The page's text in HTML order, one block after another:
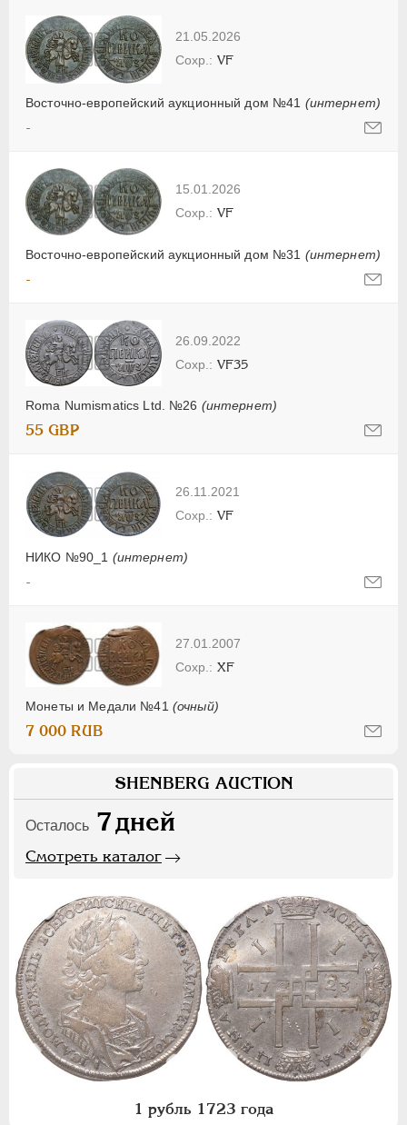
21.05.2026
Восточно-европейский аукционный дом №41 (интернет)
VF
-
15.01.2026
Восточно-европейский аукционный дом №31 (интернет)
VF
-
26.09.2022
Roma Numismatics Ltd. №26 (интернет)
VF35
55 GBP
26.11.2021
НИКО №90_1 (интернет)
VF
-
27.01.2007
Монеты и Медали №41 (очный)
XF
7 000 RUB
SHENBERG AUCTION
Осталось 7дней
Смотреть каталог
1 рубль 1723 года